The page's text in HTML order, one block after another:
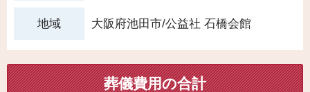
地域 大阪府池田市/公益社 石橋会館
葬儀費用の合計